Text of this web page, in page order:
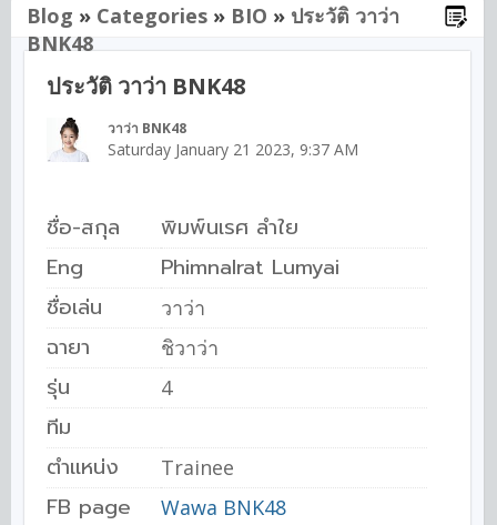
Blog » Categories » BIO » ประวัติ วาว่า
BNK48
ประวัติ วาว่า BNK48
วาว่า BNK48
Saturday January 21 2023, 9:37 AM
ชื่อ-สกุล
พิมพ์นเรศ ลำใย
Eng
Phimnalrat Lumyai
ชื่อเล่น
วาว่า
ฉายา ชิวาว่า
รุ่น 4
ทีม
ตำแหน่ง
Trainee
FB page Wawa BNK48